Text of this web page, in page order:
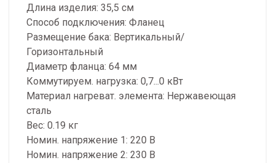
Длина изделия: 35,5 см
Способ подключения: Фланец
Размещение бака: Вертикальный/
Горизонтальный
Диаметр фланца: 64 мм
Коммутируем. нагрузка: 0,7...0 кВт
Материал нагреват. элемента: Нержавеющая
сталь
Вес: 0.19 кг
Номин. напряжение 1: 220 В
Номин. напряжение 2: 230 В